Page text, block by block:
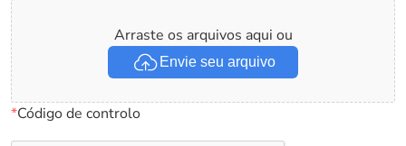
Arraste os arquivos aqui ou
Envie seu arquivo
*Código de controlo